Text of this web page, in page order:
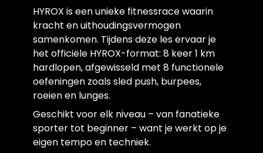
HYROX is een unieke fitnessrace waarin
kracht en uithoudingsvermogen
samenkomen. Tijdens deze les ervaar je
het officiële HYROX-format: 8 keer 1 km
hardlopen, afgewisseld met 8 functionele
oefeningen zoals sled push, burpees,
roeien en lunges.
Geschikt voor elk niveau – van fanatieke
sporter tot beginner – want je werkt op je
eigen tempo en techniek.